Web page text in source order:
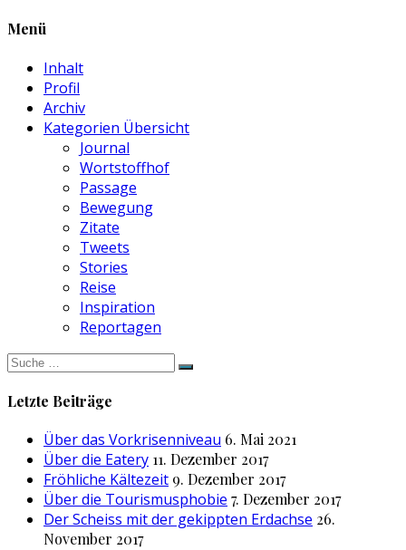
Menü
Inhalt
Profil
Archiv
Kategorien Übersicht
Journal
Wortstoffhof
Passage
Bewegung
Zitate
Tweets
Stories
Reise
Inspiration
Reportagen
Suche
nach:
Letzte Beiträge
Über das Vorkrisenniveau 6. Mai 2021
Über die Eatery 11. Dezember 2017
Fröhliche Kältezeit 9. Dezember 2017
Über die Tourismusphobie 7. Dezember 2017
Der Scheiss mit der gekippten Erdachse 26.
November 2017